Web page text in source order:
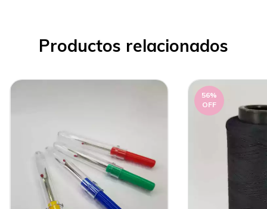
Productos relacionados
56%
OFF